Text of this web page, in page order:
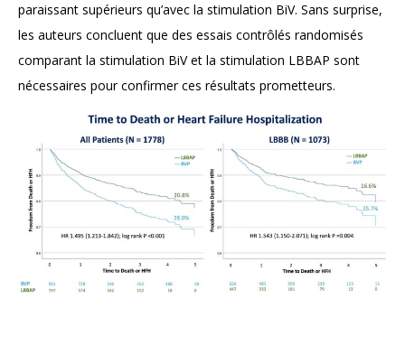
paraissant supérieurs qu’avec la stimulation BiV. Sans surprise,
les auteurs concluent que des essais contrôlés randomisés
comparant la stimulation BiV et la stimulation LBBAP sont
nécessaires pour confirmer ces résultats prometteurs.